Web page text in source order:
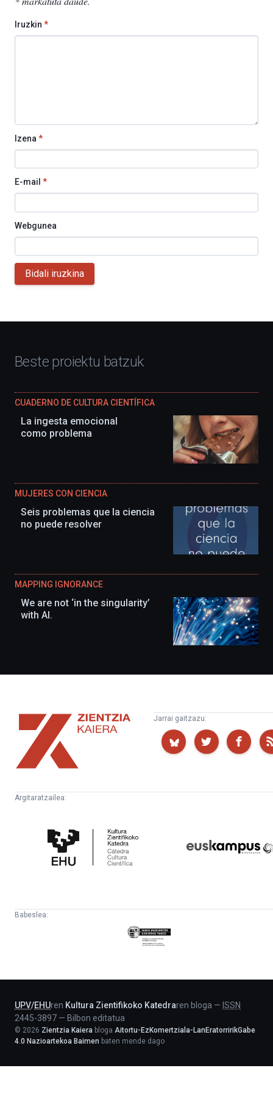
Iruzkin *
Izena *
E-mail *
Webgunea
Bidali iruzkina
Beste proiektu batzuk
CUADERNO DE CULTURA CIENTÍFICA
La ingesta emocional
como problema
MUJERES CON CIENCIA
Seis problemas que la ciencia
no puede resolver
MAPPING IGNORANCE
We are not ‘in the singularity’
with AI.
Zientzia
Kaiera
Jarrai gaitzazu:
Argitaratzailea:
Zientifikoko
Katedra
Babeslea:
Eusko
Jaurlaritza
UPV/EHUren Kultura Zientifikoko Katedraren bloga — ISSN
2445-3897 — Bilbon editatua
© 2026 Zientzia Kaiera bloga Aitortu-EzKomertziala-LanEratorririkGabe
4.0 Nazioartekoa Baimen baten mende dago